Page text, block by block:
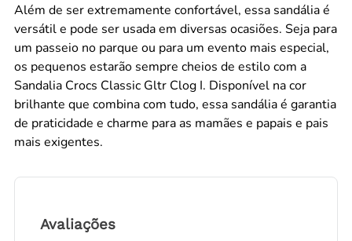
Além de ser extremamente confortável, essa sandália é
versátil e pode ser usada em diversas ocasiões. Seja para
um passeio no parque ou para um evento mais especial,
os pequenos estarão sempre cheios de estilo com a
Sandalia Crocs Classic Gltr Clog I. Disponível na cor
brilhante que combina com tudo, essa sandália é garantia
de praticidade e charme para as mamães e papais e pais
mais exigentes.
Avaliações